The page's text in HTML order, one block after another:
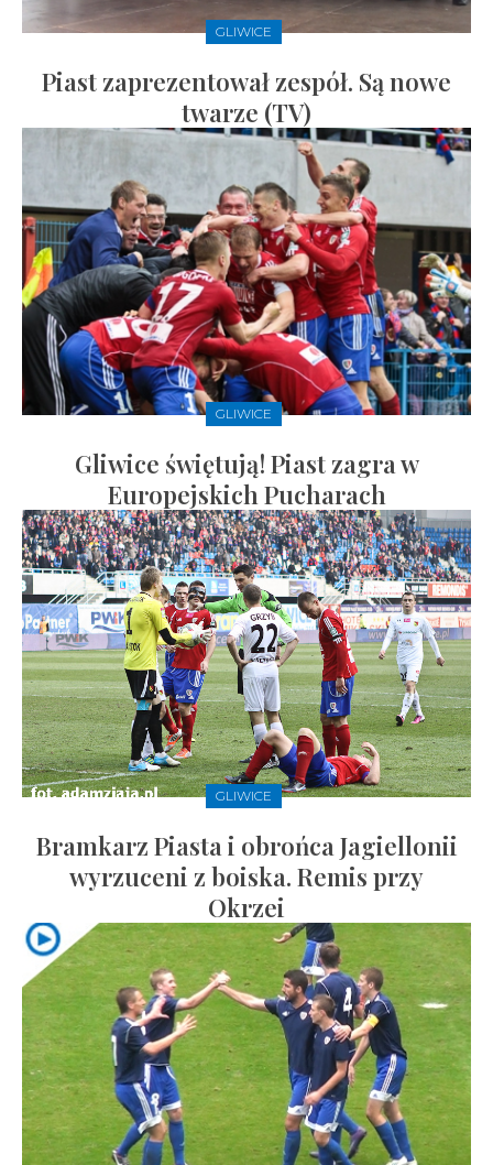
GLIWICE
Piast zaprezentował zespół. Są nowe
twarze (TV)
GLIWICE
Gliwice świętują! Piast zagra w
Europejskich Pucharach
GLIWICE
Bramkarz Piasta i obrońca Jagiellonii
wyrzuceni z boiska. Remis przy
Okrzei